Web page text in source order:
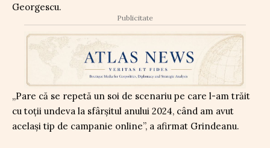
Georgescu.
Publicitate
„Pare că se repetă un soi de scenariu pe care l-am trăit
cu toții undeva la sfârșitul anului 2024, când am avut
același tip de campanie online”, a afirmat Grindeanu.